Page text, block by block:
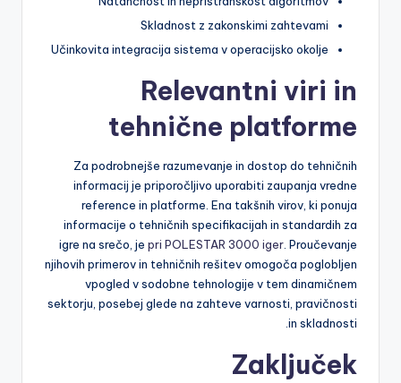
Skladnost z zakonskimi zahtevami
Učinkovita integracija sistema v operacijsko okolje
Relevantni viri in
tehnične platforme
Za podrobnejše razumevanje in dostop do tehničnih
informacij je priporočljivo uporabiti zaupanja vredne
reference in platforme. Ena takšnih virov, ki ponuja
informacije o tehničnih specifikacijah in standardih za
igre na srečo, je pri POLESTAR 3000 iger . Proučevanje
njihovih primerov in tehničnih rešitev omogoča poglobljen
vpogled v sodobne tehnologije v tem dinamičnem
sektorju, posebej glede na zahteve varnosti, pravičnosti
in skladnosti.
Zaključek